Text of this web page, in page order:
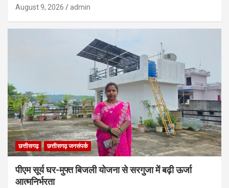
August 9, 2026 admin
छत्तीसगढ़ छत्तीसगढ़ जनसंपर्क
पीएम सूर्य घर-मुफ्त बिजली योजना से सरगुजा में बढ़ी ऊर्जा
आत्मनिर्भरता